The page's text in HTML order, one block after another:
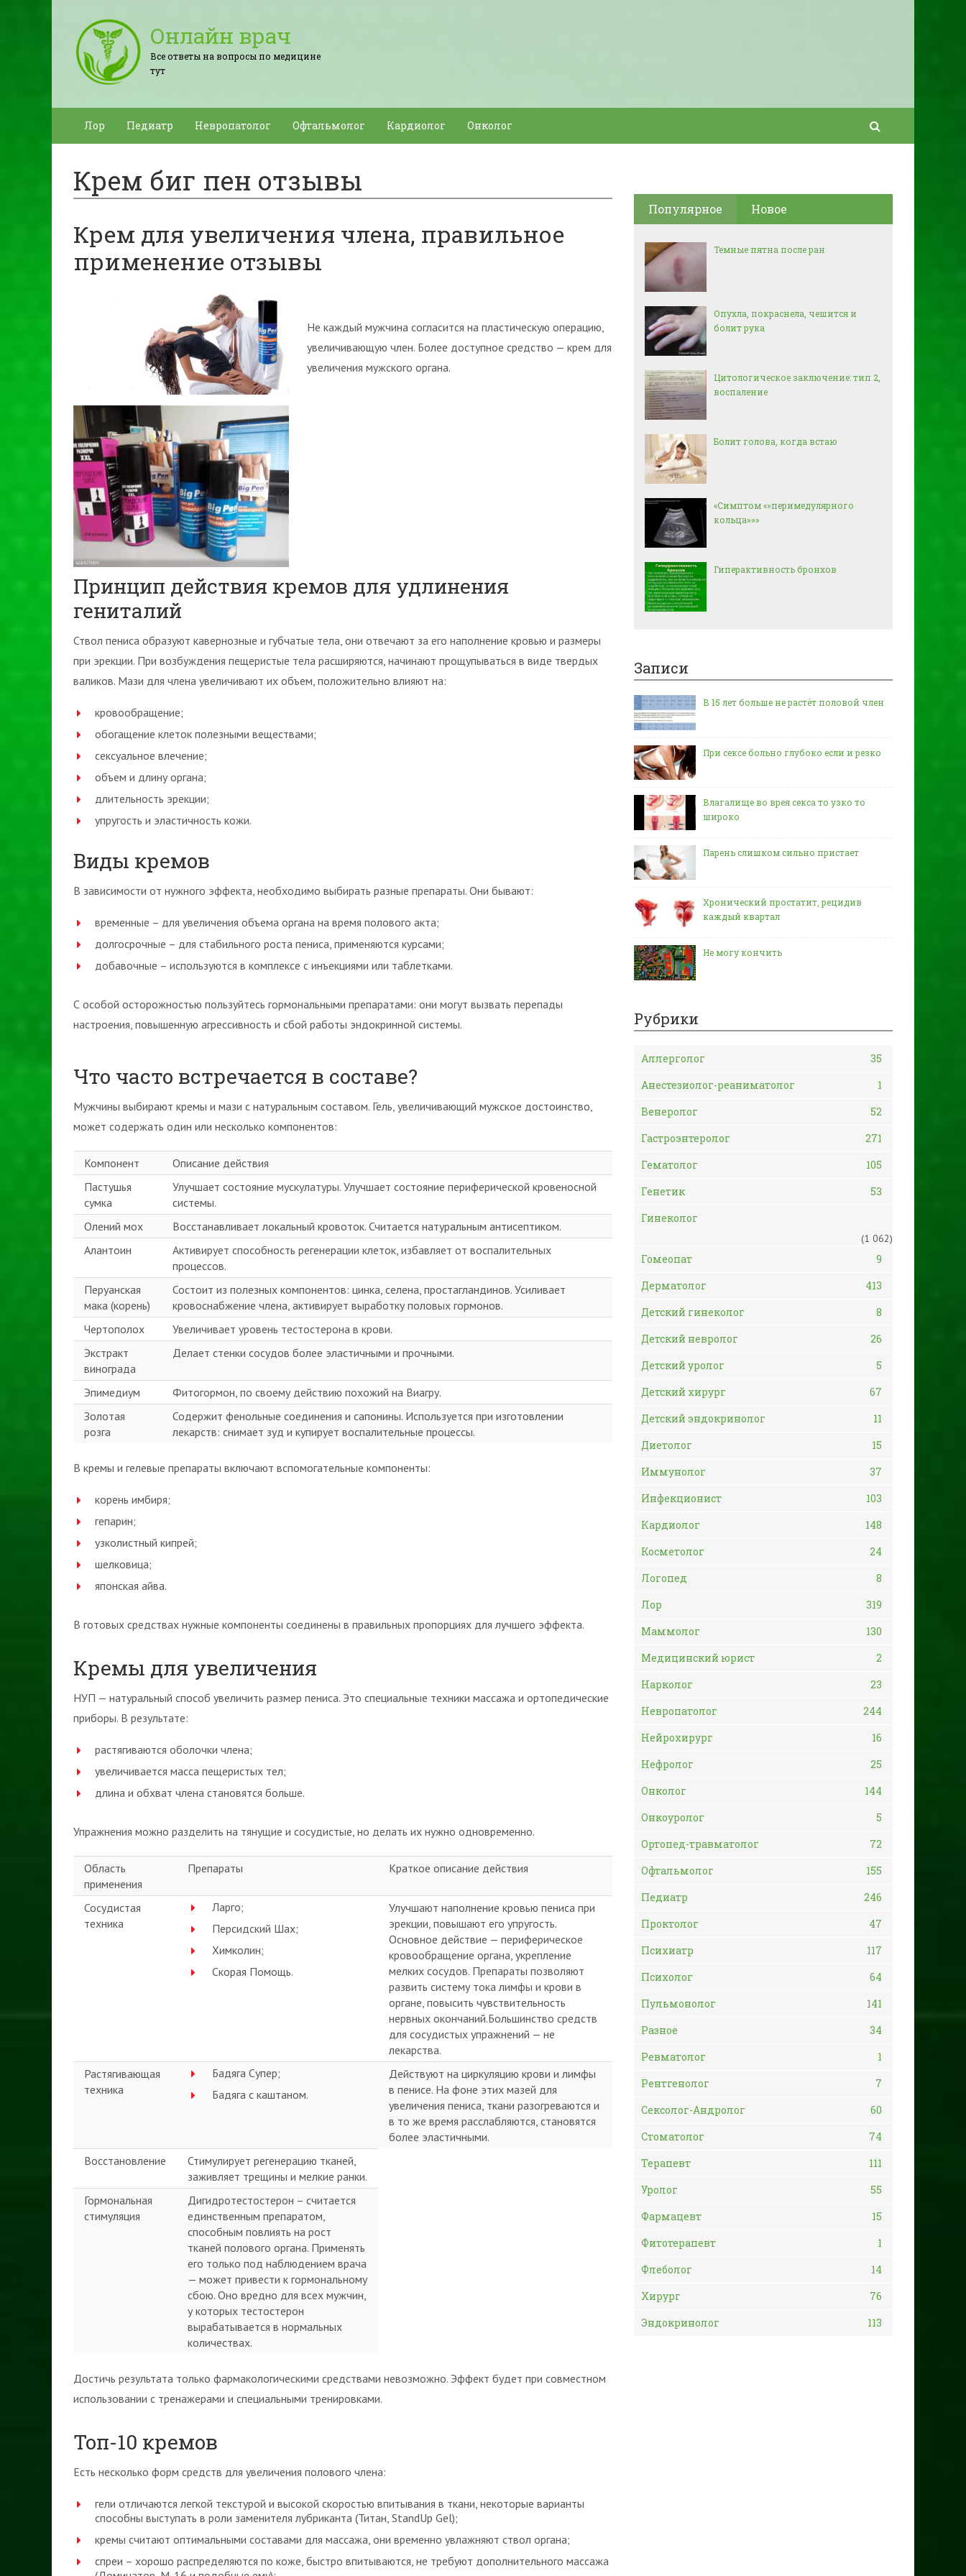
Онлайн врач
Все ответы на вопросы по медицине
тут
Лор Педиатр Невропатолог Офтальмолог Кардиолог Онколог
Крем биг пен отзывы
Крем для увеличения члена, правильное
применение отзывы
Не каждый мужчина согласится на пластическую операцию,
увеличивающую член. Более доступное средство — крем для
увеличения мужского органа.
Принцип действия кремов для удлинения
гениталий
Ствол пениса образуют кавернозные и губчатые тела, они отвечают за его наполнение кровью и размеры
при эрекции. При возбуждения пещеристые тела расширяются, начинают прощупываться в виде твердых
валиков. Мази для члена увеличивают их объем, положительно влияют на:
кровообращение;
обогащение клеток полезными веществами;
сексуальное влечение;
объем и длину органа;
длительность эрекции;
упругость и эластичность кожи.
Виды кремов
В зависимости от нужного эффекта, необходимо выбирать разные препараты. Они бывают:
временные – для увеличения объема органа на время полового акта;
долгосрочные – для стабильного роста пениса, применяются курсами;
добавочные – используются в комплексе с инъекциями или таблетками.
С особой осторожностью пользуйтесь гормональными препаратами: они могут вызвать перепады
настроения, повышенную агрессивность и сбой работы эндокринной системы.
Что часто встречается в составе?
Мужчины выбирают кремы и мази с натуральным составом. Гель, увеличивающий мужское достоинство,
может содержать один или несколько компонентов:
Компонент
Описание действия
Пастушья
сумка
Улучшает состояние мускулатуры. Улучшает состояние периферической кровеносной
системы.
Олений мох
Восстанавливает локальный кровоток. Считается натуральным антисептиком.
Алантоин
Активирует способность регенерации клеток, избавляет от воспалительных
процессов.
Перуанская
мака (корень)
Состоит из полезных компонентов: цинка, селена, простагландинов. Усиливает
кровоснабжение члена, активирует выработку половых гормонов.
Чертополох
Увеличивает уровень тестостерона в крови.
Экстракт
винограда
Делает стенки сосудов более эластичными и прочными.
Эпимедиум
Фитогормон, по своему действию похожий на Виагру.
Золотая
розга
Содержит фенольные соединения и сапонины. Используется при изготовлении
лекарств: снимает зуд и купирует воспалительные процессы.
В кремы и гелевые препараты включают вспомогательные компоненты:
корень имбиря;
гепарин;
узколистный кипрей;
шелковица;
японская айва.
В готовых средствах нужные компоненты соединены в правильных пропорциях для лучшего эффекта.
Кремы для увеличения
НУП — натуральный способ увеличить размер пениса. Это специальные техники массажа и ортопедические
приборы. В результате:
растягиваются оболочки члена;
увеличивается масса пещеристых тел;
длина и обхват члена становятся больше.
Упражнения можно разделить на тянущие и сосудистые, но делать их нужно одновременно.
Область
применения
Препараты Краткое описание действия
Сосудистая
техника
Ларго;
Персидский Шах;
Химколин;
Скорая Помощь.
Улучшают наполнение кровью пениса при
эрекции, повышают его упругость.
Основное действие — периферическое
кровообращение органа, укрепление
мелких сосудов. Препараты позволяют
развить систему тока лимфы и крови в
органе, повысить чувствительность
нервных окончаний.Большинство средств
для сосудистых упражнений — не
лекарства.
Растягивающая
техника
Бадяга Супер;
Бадяга с каштаном.
Действуют на циркуляцию крови и лимфы
в пенисе. На фоне этих мазей для
увеличения пениса, ткани разогреваются и
в то же время расслабляются, становятся
более эластичными.
Восстановление
Стимулирует регенерацию тканей,
заживляет трещины и мелкие ранки.
Гормональная
стимуляция
Дигидротестостерон – считается
единственным препаратом,
способным повлиять на рост
тканей полового органа. Применять
его только под наблюдением врача
— может привести к гормональному
сбою. Оно вредно для всех мужчин,
у которых тестостерон
вырабатывается в нормальных
количествах.
Достичь результата только фармакологическими средствами невозможно. Эффект будет при совместном
использовании с тренажерами и специальными тренировками.
Топ-10 кремов
Есть несколько форм средств для увеличения полового члена:
гели отличаются легкой текстурой и высокой скоростью впитывания в ткани, некоторые варианты
способны выступать в роли заменителя лубриканта (Титан, StandUp Gel);
кремы считают оптимальными составами для массажа, они временно увлажняют ствол органа;
спреи – хорошо распределяются по коже, быстро впитываются, не требуют дополнительного массажа
Популярное Новое
Темные пятна после ран
Опухла, покраснела, чешится и
болит рука
Цитологическое заключение: тип 2,
воспаление
Болит голова, когда встаю
«Симптом «»перимедулярного
кольца»»»
Гиперактивность бронхов
Записи
В 15 лет больше не растёт половой член
При сексе больно глубоко если и резко
Влагалище во врея секса то узко то
широко
Парень слишком сильно пристает
Хронический простатит, рецидив
каждый квартал
Не могу кончить
Рубрики
Аллерголог
35
Анестезиолог-реаниматолог
1
Венеролог
52
Гастроэнтеролог
271
Гематолог
105
Генетик
53
Гинеколог
(1 062)
Гомеопат
9
Дерматолог
413
Детский гинеколог
8
Детский невролог
26
Детский уролог
5
Детский хирург
67
Детский эндокринолог
11
Диетолог
15
Иммунолог
37
Инфекционист
103
Кардиолог
148
Косметолог
24
Логопед
8
Лор
319
Маммолог
130
Медицинский юрист
2
Нарколог
23
Невропатолог
244
Нейрохирург
16
Нефролог
25
Онколог
144
Онкоуролог
5
Ортопед-травматолог
72
Офтальмолог
155
Педиатр
246
Проктолог
47
Психиатр
117
Психолог
64
Пульмонолог
141
Разное
34
Ревматолог
1
Рентгенолог
7
Сексолог-Андролог
60
Стоматолог
74
Терапевт
111
Уролог
55
Фармацевт
15
Фитотерапевт
1
Флеболог
14
Хирург
76
Эндокринолог
113